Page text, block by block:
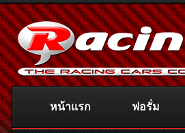
หน้าแรก ฟอรั่ม